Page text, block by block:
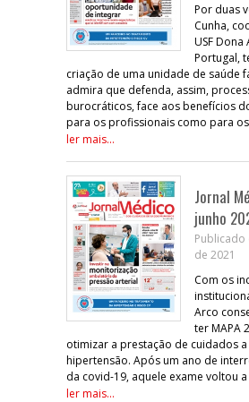
Por duas
Cunha,
USF Dona
Portugal,
criação de uma unidade de saúde
admira que defenda, assim,
burocráticos, face aos benefícios
para os profissionais como para
ler mais...
Jornal
junho
Publicado
de 2021
Com os
Arco
ter MAPA
otimizar a prestação de cuidados
hipertensão. Após um ano de
da covid-19, aquele exame voltou
ler mais...